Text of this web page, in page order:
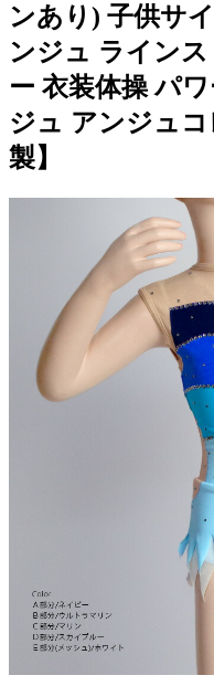
ンあり) 子供サ
ンジュ ライン
ー 衣装体操 パ
ジュ アンジュ
製】